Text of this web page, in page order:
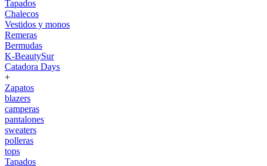
Tapados
Chalecos
Vestidos y monos
Remeras
Bermudas
K-BeautySur
Catadora Days
+
Zapatos
blazers
camperas
pantalones
sweaters
polleras
tops
Tapados